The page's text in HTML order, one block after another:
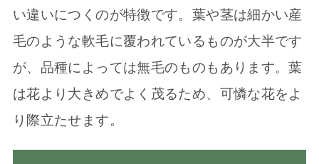
い違いにつくのが特徴です。葉や茎は細かい産
毛のような軟毛に覆われているものが大半です
が、品種によっては無毛のものもあります。葉
は花より大きめでよく茂るため、可憐な花をよ
り際立たせます。